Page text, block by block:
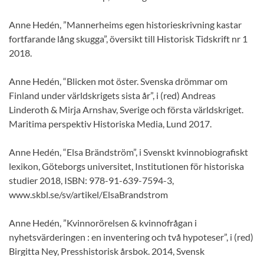
Anne Hedén, ”Mannerheims egen historieskrivning kastar
fortfarande lång skugga”, översikt till Historisk Tidskrift nr 1
2018.
Anne Hedén, “Blicken mot öster. Svenska drömmar om
Finland under världskrigets sista år”, i (red) Andreas
Linderoth & Mirja Arnshav, Sverige och första världskriget.
Maritima perspektiv Historiska Media, Lund 2017.
Anne Hedén, “Elsa Brändström”, i Svenskt kvinnobiografiskt
lexikon, Göteborgs universitet, Institutionen för historiska
studier 2018, ISBN: 978-91-639-7594-3,
www.skbl.se/sv/artikel/ElsaBrandstrom
Anne Hedén, ”Kvinnorörelsen & kvinnofrågan i
nyhetsvärderingen : en inventering och två hypoteser”, i (red)
Birgitta Ney, Presshistorisk årsbok. 2014, Svensk